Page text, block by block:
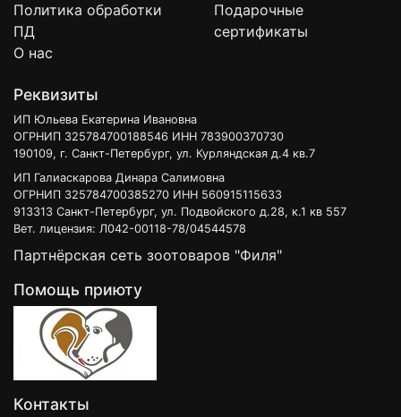
Политика обработки
ПД
О нас
Подарочные
сертификаты
Реквизиты
ИП Юльева Екатерина Ивановна
ОГРНИП 325784700188546 ИНН 783900370730
190109, г. Санкт-Петербург, ул. Курляндская д.4 кв.7
ИП Галиаскарова Динара Салимовна
ОГРНИП 325784700385270 ИНН 560915115633
913313 Санкт-Петербург, ул. Подвойского д.28, к.1 кв 557
Вет. лицензия: Л042-00118-78/04544578
Партнёрская сеть зоотоваров "Филя"
Помощь приюту
Контакты